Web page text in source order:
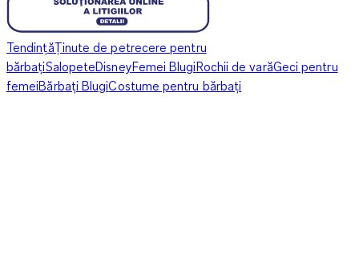
TendințăȚinute de petrecere pentru
bărbațiSalopeteDisneyFemei BlugiRochii de varăGeci pentru
femeiBărbați BlugiCostume pentru bărbați